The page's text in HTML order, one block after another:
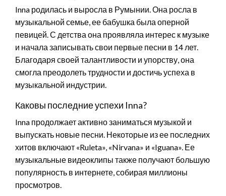
Inna родилась и выросла в Румынии. Она росла в
музыкальной семье, ее бабушка была оперной
певицей. С детства она проявляла интерес к музыке
и начала записывать свои первые песни в 14 лет.
Благодаря своей талантливости и упорству, она
смогла преодолеть трудности и достичь успеха в
музыкальной индустрии.
Каковы последние успехи Inna?
Inna продолжает активно заниматься музыкой и
выпускать новые песни. Некоторые из ее последних
хитов включают «Ruleta», «Nirvana» и «Iguana». Ее
музыкальные видеоклипы также получают большую
популярность в интернете, собирая миллионы
просмотров.